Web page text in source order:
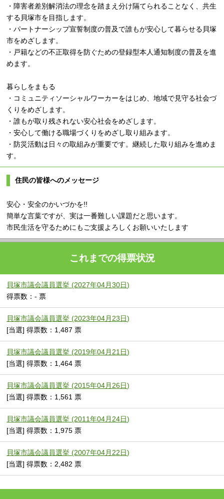
・障害者差別解消法の理念を踏まえ分け隔てられることなく、共生
する貝塚市を目指します。
・パートナーシップ宣誓制度の普及で誰もが安心して暮らせる貝塚
市をめざします。
・戸籍などの不正取得を防ぐための登録型本人通知制度の普及を進
めます。
暮らしをまもる
・コミュニティソーシャルワーカーをはじめ、地域で見守る社会づ
くりをめざします。
・誰もが取り残されない安心社会をめざします。
・安心して働ける職場づくりをめざし取り組みます。
・防災活動は日々の取組みが重要です。継続した取り組みを進めま
す。
住民の皆様へのメッセージ
安心・安全のかいづかを!!
簡単な言葉ですが、実は一番難しい課題だと思います。
市民生活を守るためにもご支援よろしくお願いいたします
これまでの得票状況
貝塚市議会議員選挙 (2027年04月30日)
得票数：- 票
貝塚市議会議員選挙 (2023年04月23日)
[当選] 得票数：1,487 票
貝塚市議会議員選挙 (2019年04月21日)
[当選] 得票数：1,464 票
貝塚市議会議員選挙 (2015年04月26日)
[当選] 得票数：1,561 票
貝塚市議会議員選挙 (2011年04月24日)
[当選] 得票数：1,975 票
貝塚市議会議員選挙 (2007年04月22日)
[当選] 得票数：2,482 票